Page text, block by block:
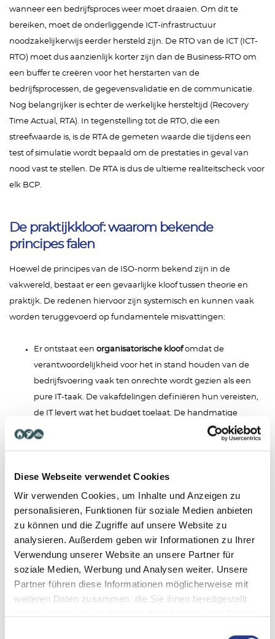
Diese Webseite verwendet Cookies
Wir verwenden Cookies, um Inhalte und Anzeigen zu
personalisieren, Funktionen für soziale Medien anbieten
zu können und die Zugriffe auf unsere Website zu
analysieren. Außerdem geben wir Informationen zu Ihrer
Verwendung unserer Website an unsere Partner für
soziale Medien, Werbung und Analysen weiter. Unsere
Partner führen diese Informationen möglicherweise mit
weiteren Daten zusammen, die Sie ihnen bereitgestellt
wanneer een bedrijfsproces weer moet draaien. Om dit te
bereiken, moet de onderliggende ICT-infrastructuur
noodzakelijkerwijs eerder hersteld zijn. De RTO van de ICT (ICT-
RTO) moet dus aanzienlijk korter zijn dan de Business-RTO om
een buffer te creëren voor het herstarten van de
bedrijfsprocessen, de gegevensvalidatie en de communicatie.
Nog belangrijker is echter de werkelijke hersteltijd (Recovery
Time Actual, RTA). In tegenstelling tot de RTO, die een
streefwaarde is, is de RTA de gemeten waarde die tijdens een
test of simulatie wordt bepaald om de prestaties in geval van
nood vast te stellen. De RTA is dus de ultieme realiteitscheck voor
elk BCP.
De praktijkkloof: waarom bekende
principes falen
Hoewel de principes van de ISO-norm bekend zijn in de
vakwereld, bestaat er een gevaarlijke kloof tussen theorie en
praktijk. De redenen hiervoor zijn systemisch en kunnen vaak
worden teruggevoerd op fundamentele misvattingen:
Er ontstaat een organisatorische kloofomdat de
verantwoordelijkheid voor het in stand houden van de
bedrijfsvoering vaak ten onrechte wordt gezien als een
pure IT-taak. De vakafdelingen definiëren hun vereisten,
de IT levert wat het budget toelaat. De handmatige
workaround van een bedrijfsproces valt in het
de financiering, ontwikkeling en het testen.
Het“papieren plan”-syndroom
beschrijft het fenomeen
waarbij veel BCP's alleen bestaan om te voldoen aan
auditvereisten. Ze zijn vaak verouderd, niet getest en
onrealistisch. Met name handmatige processen worden
zelden functioneel getest, omdat dit operationeel veel
werk kost. Een theoretische walkthrough-test is niet
voldoende om de veerkracht van een handmatig proces